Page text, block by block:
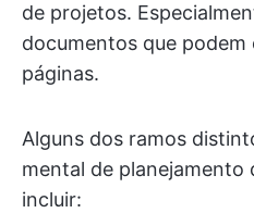
de projetos.
documentos que
páginas.
Alguns dos ramos
mental de planejamento
incluir: